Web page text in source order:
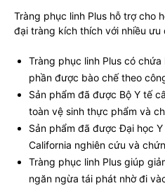
Tràng phục linh Plus hỗ trợ cho
đại tràng kích thích với nhiều ưu
Tràng phục linh Plus có
phần được bào chế theo
Sản phẩm đã được Bộ Y tế
toàn vệ sinh thực phẩm và
Sản phẩm đã được Đại học
California nghiên cứu và
Tràng phục linh Plus giúp
ngăn ngừa tái phát nhờ đi